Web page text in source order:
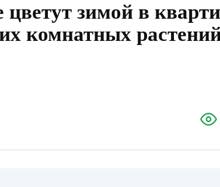
зимой в
комнатных